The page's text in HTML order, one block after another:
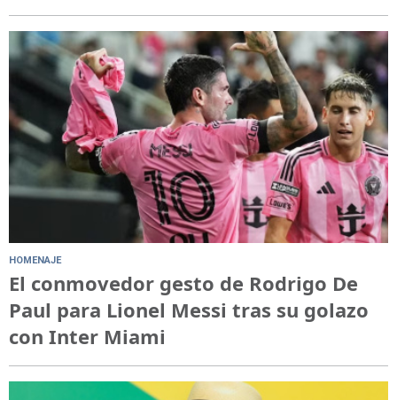
HOMENAJE
El conmovedor gesto de Rodrigo De
Paul para Lionel Messi tras su golazo
con Inter Miami